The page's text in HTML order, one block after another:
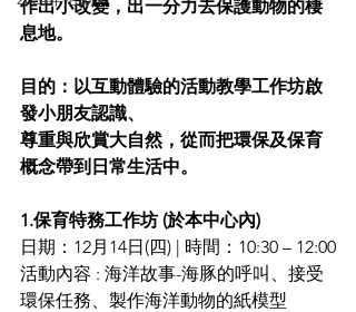
作出小改變，出一分力去保護動物的棲
息地。
目的：以互動體驗的活動教學工作坊啟
發小朋友認識、
尊重與欣賞大自然，從而把環保及保育
概念帶到日常生活中。
1.保育特務工作坊 (於本中心內)
日期：12月14日(四) | 時間：10:30 – 12:00
活動內容 : 海洋故事-海豚的呼叫、接受
環保任務、製作海洋動物的紙模型